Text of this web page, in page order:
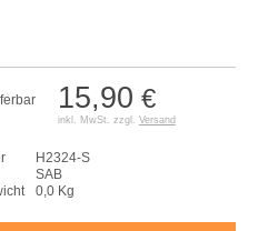
15,90 €
inkl. MwSt. zzgl. Versand
H2324-S
SAB
0,0 Kg